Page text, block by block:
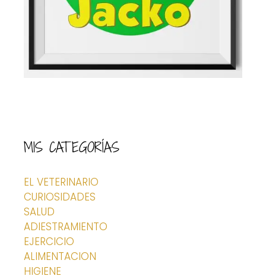
MIS CATEGORÍAS
EL VETERINARIO
CURIOSIDADES
SALUD
ADIESTRAMIENTO
EJERCICIO
ALIMENTACION
HIGIENE